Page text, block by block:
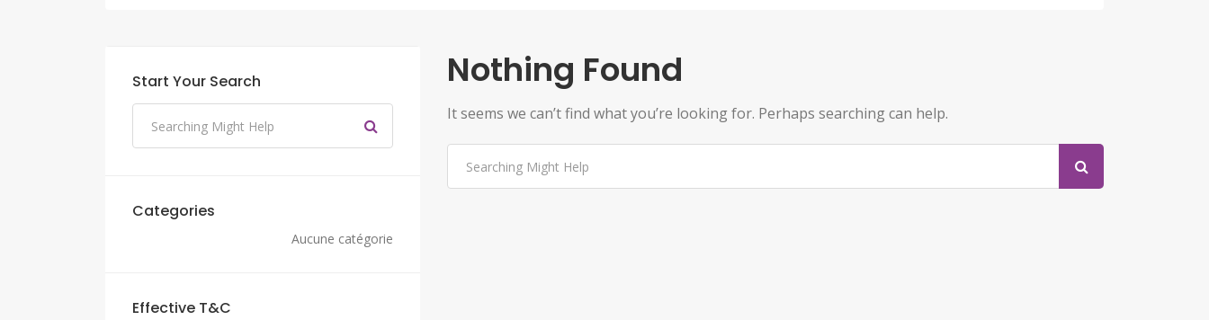
Nothing Found
It seems we can’t find what you’re looking for. Perhaps searching can help.
Start Your Search
Categories
Aucune catégorie
Effective T&C